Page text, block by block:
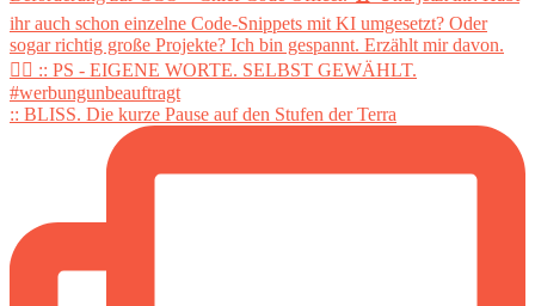
:: BLISS. Die kurze Pause auf den Stufen der Terra